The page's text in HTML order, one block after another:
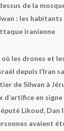
de la
: les
iranienne
les drones et
depuis l’Iran
de Silwan à
d’artifice en
Likoud, Dan
avaient